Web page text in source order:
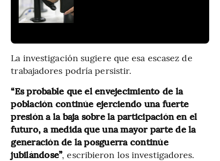
La investigación sugiere que esa escasez de
trabajadores podría persistir.
“Es probable que el envejecimiento de la
población continúe ejerciendo una fuerte
presión a la baja sobre la participación en el
futuro, a medida que una mayor parte de la
generación de la posguerra continúe
jubilándose”, escribieron los investigadores.